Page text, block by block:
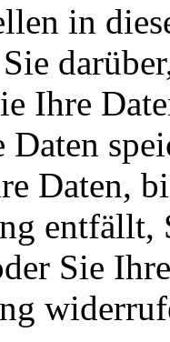
in
Ihre
Daten,
entfällt,
Sie